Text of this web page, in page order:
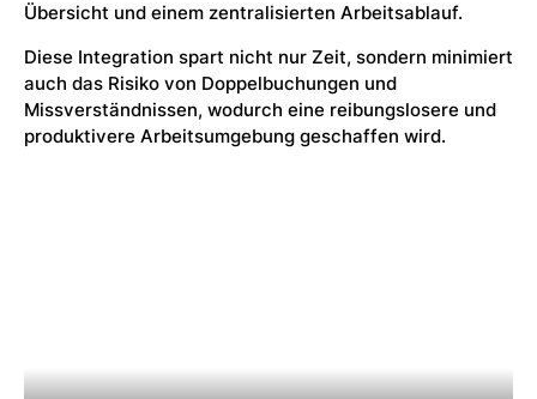
Übersicht und einem zentralisierten Arbeitsablauf.
Diese Integration spart nicht nur Zeit, sondern minimiert
auch das Risiko von Doppelbuchungen und
Missverständnissen, wodurch eine reibungslosere und
produktivere Arbeitsumgebung geschaffen wird.